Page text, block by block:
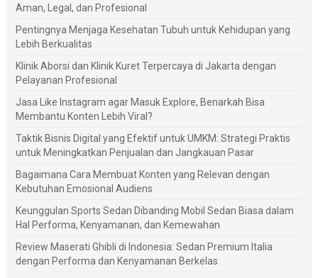
Aman, Legal, dan Profesional
Pentingnya Menjaga Kesehatan Tubuh untuk Kehidupan yang
Lebih Berkualitas
Klinik Aborsi dan Klinik Kuret Terpercaya di Jakarta dengan
Pelayanan Profesional
Jasa Like Instagram agar Masuk Explore, Benarkah Bisa
Membantu Konten Lebih Viral?
Taktik Bisnis Digital yang Efektif untuk UMKM: Strategi Praktis
untuk Meningkatkan Penjualan dan Jangkauan Pasar
Bagaimana Cara Membuat Konten yang Relevan dengan
Kebutuhan Emosional Audiens
Keunggulan Sports Sedan Dibanding Mobil Sedan Biasa dalam
Hal Performa, Kenyamanan, dan Kemewahan
Review Maserati Ghibli di Indonesia: Sedan Premium Italia
dengan Performa dan Kenyamanan Berkelas